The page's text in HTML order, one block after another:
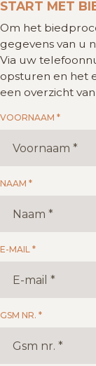
START MET
Om het
gegevens van u
Via uw
opsturen en het
een overzicht
VOORNAAM *
NAAM *
E-MAIL *
GSM NR. *